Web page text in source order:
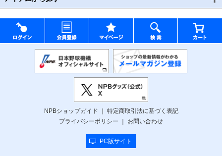
NPBショップガイド
特定商取引法に基づく表記
プライバシーポリシー
お問い合わせ
PC版サイト